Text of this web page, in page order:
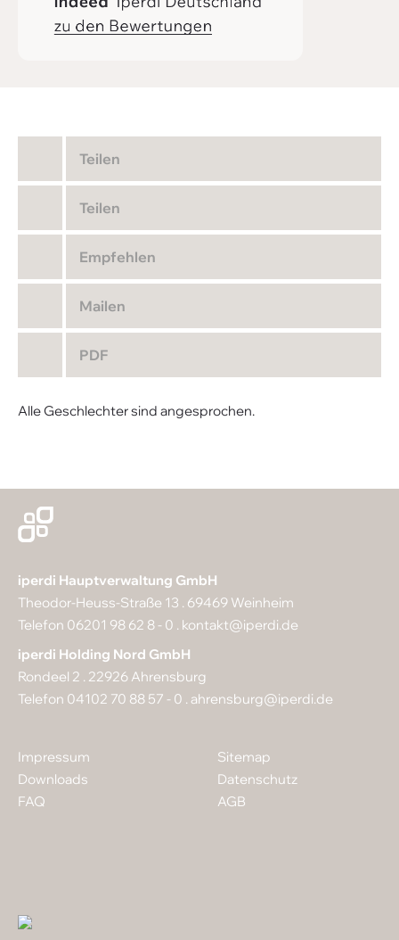
Teilen
Teilen
Empfehlen
Mailen
PDF
Alle Geschlechter sind angesprochen.
iperdi Hauptverwaltung GmbH
Theodor-Heuss-Straße 13 . 69469 Weinheim
Telefon 06201 98 62 8 - 0 . kontakt@iperdi.de
iperdi Holding Nord GmbH
Rondeel 2 . 22926 Ahrensburg
Telefon 04102 70 88 57 - 0 . ahrensburg@iperdi.de
Impressum
Downloads
FAQ
Sitemap
Datenschutz
AGB